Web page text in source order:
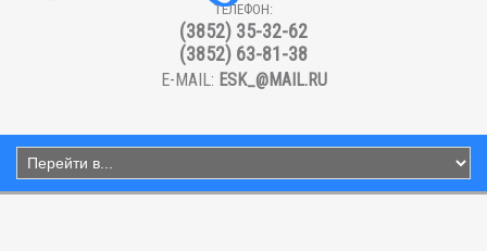
ТЕЛЕФОН:
(3852) 35-32-62
(3852) 63-81-38
E-MAIL: ESK_@MAIL.RU